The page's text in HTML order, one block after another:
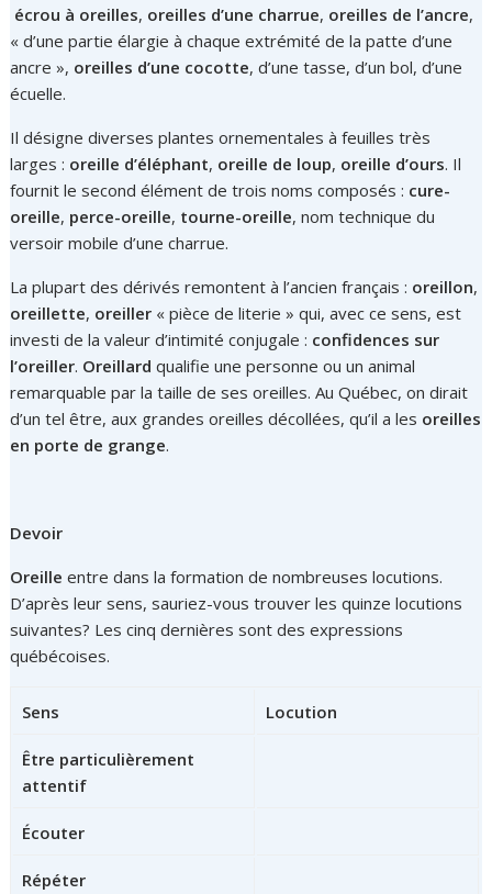
écrou à oreilles, oreilles d’une charrue, oreilles de l’ancre,
« d’une partie élargie à chaque extrémité de la patte d’une
ancre », oreilles d’une cocotte, d’une tasse, d’un bol, d’une
écuelle.
Il désigne diverses plantes ornementales à feuilles très
larges : oreille d’éléphant, oreille de loup, oreille d’ours. Il
fournit le second élément de trois noms composés : cure-
oreille, perce-oreille, tourne-oreille, nom technique du
versoir mobile d’une charrue.
La plupart des dérivés remontent à l’ancien français : oreillon,
oreillette, oreiller « pièce de literie » qui, avec ce sens, est
investi de la valeur d’intimité conjugale : confidences sur
l’oreiller. Oreillard qualifie une personne ou un animal
remarquable par la taille de ses oreilles. Au Québec, on dirait
d’un tel être, aux grandes oreilles décollées, qu’il a les oreilles
en porte de grange.
Devoir
Oreille entre dans la formation de nombreuses locutions.
D’après leur sens, sauriez-vous trouver les quinze locutions
suivantes? Les cinq dernières sont des expressions
québécoises.
Sens Locution
Être particulièrement
attentif
Écouter
Répéter